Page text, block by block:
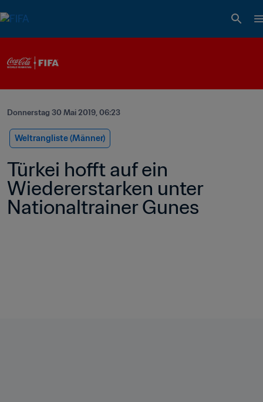
Donnerstag 30 Mai 2019, 06:23
Weltrangliste (Männer)
Türkei hofft auf ein
Wiedererstarken unter
Nationaltrainer Gunes